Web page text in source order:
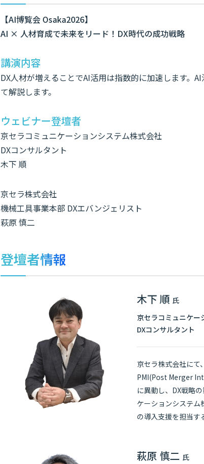
【AI博覧会 Osaka2026】
AI × 人材育成で未来をリード！DX時代の成功戦略
講演内容
DX人材が増えることでAI活用は指数的に加速します。
て解説します。
ウェビナー登壇者
京セラコミュニケーションシステム株式会社
DXコンサルタント
木下 順
京セラ株式会社
機械工具事業本部 DXエバンジェリスト
萩原 慎二
登壇者情報
木下 順 氏
京セラコミュニケー
DXコンサルタント
京セラ株式会社にて
PMI(Post Merger
に異動し、DX戦略
ケーションシステム
の導入支援を担当す
萩原 慎二 氏